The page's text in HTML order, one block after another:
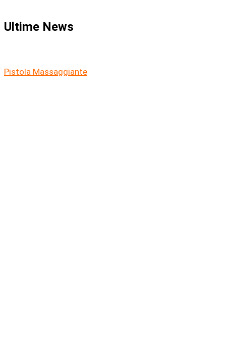
Ultime News
Pistola Massaggiante